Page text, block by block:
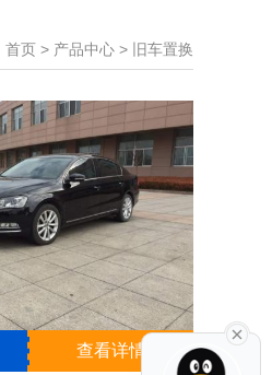
首页 > 产品中心 > 旧车置换
查看详情